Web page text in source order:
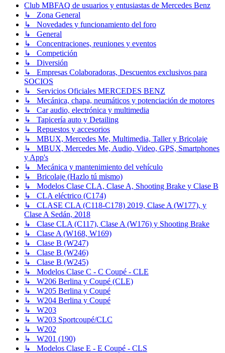
Club MBFAQ de usuarios y entusiastas de Mercedes Benz
↳ Zona General
↳ Novedades y funcionamiento del foro
↳ General
↳ Concentraciones, reuniones y eventos
↳ Competición
↳ Diversión
↳ Empresas Colaboradoras, Descuentos exclusivos para
SOCIOS
↳ Servicios Oficiales MERCEDES BENZ
↳ Mecánica, chapa, neumáticos y potenciación de motores
↳ Car audio, electrónica y multimedia
↳ Tapicería auto y Detailing
↳ Repuestos y accesorios
↳ MBUX, Mercedes Me, Multimedia, Taller y Bricolaje
↳ MBUX, Mercedes Me, Audio, Video, GPS, Smartphones
y App's
↳ Mecánica y mantenimiento del vehículo
↳ Bricolaje (Hazlo tú mismo)
↳ Modelos Clase CLA, Clase A, Shooting Brake y Clase B
↳ CLA eléctrico (C174)
↳ CLASE CLA (C118-C178) 2019, Clase A (W177), y
Clase A Sedán, 2018
↳ Clase CLA (C117), Clase A (W176) y Shooting Brake
↳ Clase A (W168, W169)
↳ Clase B (W247)
↳ Clase B (W246)
↳ Clase B (W245)
↳ Modelos Clase C - C Coupé - CLE
↳ W206 Berlina y Coupé (CLE)
↳ W205 Berlina y Coupé
↳ W204 Berlina y Coupé
↳ W203
↳ W203 Sportcoupé/CLC
↳ W202
↳ W201 (190)
↳ Modelos Clase E - E Coupé - CLS